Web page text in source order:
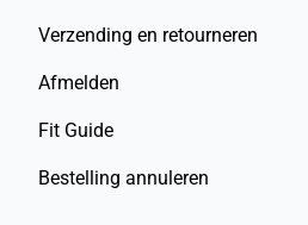
Verzending en retourneren
Afmelden
Fit Guide
Bestelling annuleren